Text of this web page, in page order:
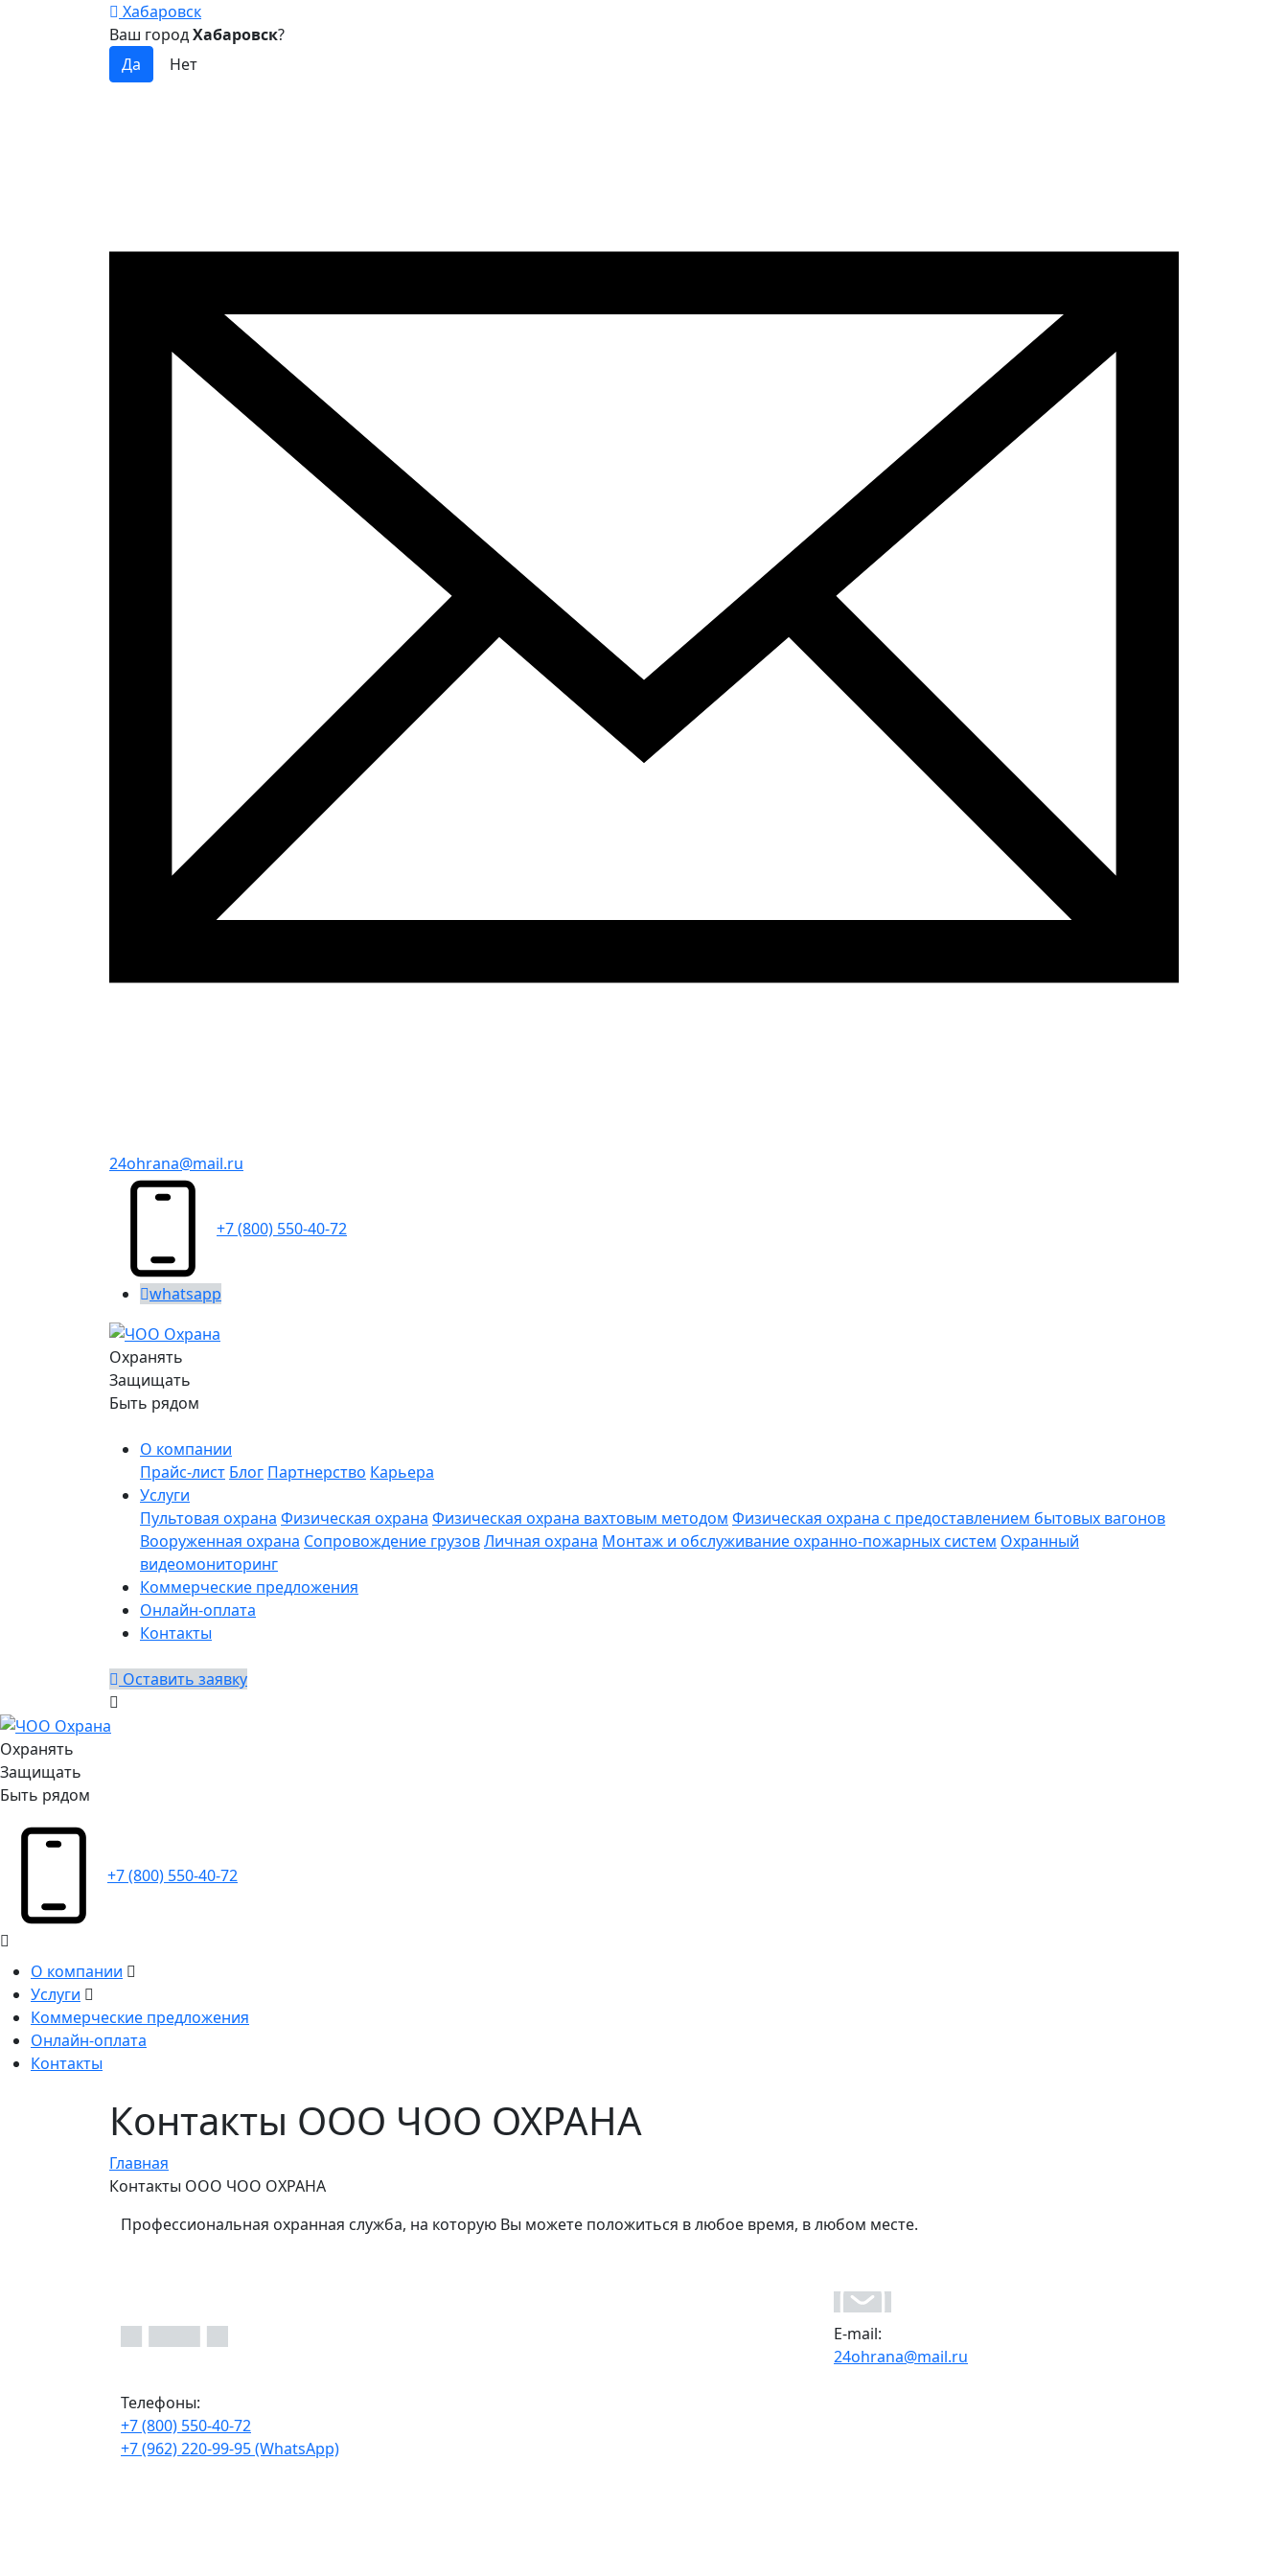
Хабаровск
Ваш городХабаровск?
24ohrana@mail.ru
+7 (800) 550-40-72
whatsapp
Охранять
Защищать
Быть рядом
О компании
Прайс-лист Блог Партнерство Карьера
Услуги
Пультовая охрана Физическая охрана Физическая охрана вахтовым методом Физическая охрана с предоставлением бытовых вагонов
Вооруженная охрана Сопровождение грузовЛичная охрана Монтаж и обслуживание охранно-пожарных систем Охранный
видеомониторинг
Коммерческие предложения
Онлайн-оплата
Контакты
Оставить заявку
Охранять
Защищать
Быть рядом
+7 (800) 550-40-72
О компании
Услуги
Коммерческие предложения
Онлайн-оплата
Контакты
Контакты ООО ЧОО ОХРАНА
Главная
Контакты ООО ЧОО ОХРАНА
Профессиональная охранная служба, на которую Вы можете положиться в любое время, в любом месте.
Телефоны:
+7 (800) 550-40-72
+7 (962) 220-99-95 (WhatsApp)
E-mail:
24ohrana@mail.ru